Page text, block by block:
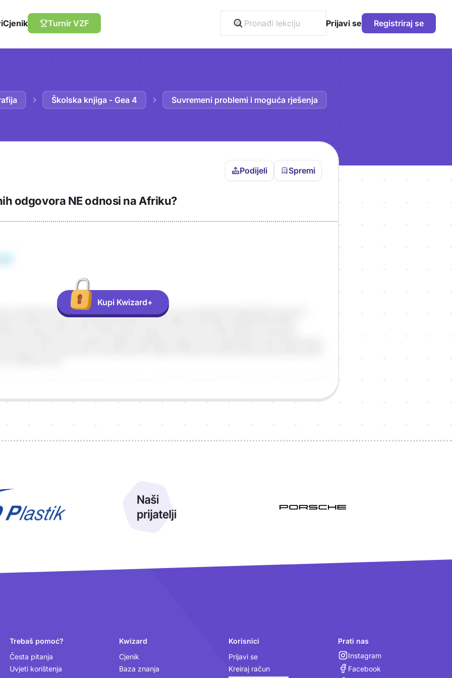
Cjenik Turnir VZF Prijavi se Registriraj se
Školska knjiga - Gea 4 Suvremeni problemi i moguća rješenja
Podijeli Spremi
Trebaš biti prijavljen da bi pohranio
sadržaj u bilježnicu!
odgovora NE odnosi na Afriku?
Kupi Kwizard+
Trebaš pomoć?
Česta pitanja
Uvjeti korištenja
Kwizard
Cjenik
Baza znanja
Korisnici
Prijavi se
Kreiraj račun
Prati nas
Instagram
Facebook